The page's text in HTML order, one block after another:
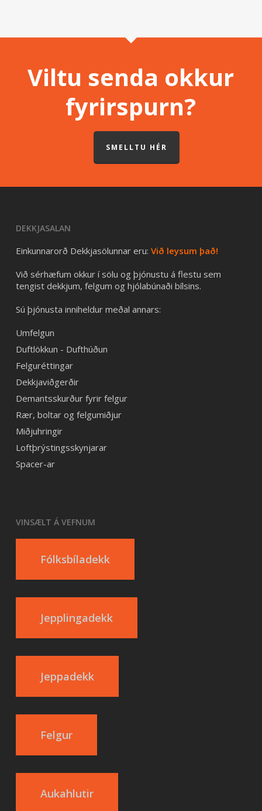
Viltu senda okkur
fyrirspurn?
SMELLTU HÉR
DEKKJASALAN
Einkunnarorð Dekkjasölunnar eru: Við leysum það!
Við sérhæfum okkur í sölu og þjónustu á flestu sem
tengist dekkjum, felgum og hjólabúnaði bílsins.
Sú þjónusta inniheldur meðal annars:
Umfelgun
Duftlökkun - Dufthúðun
Felguréttingar
Dekkjaviðgerðir
Demantsskurður fyrir felgur
Rær, boltar og felgumiðjur
Miðjuhringir
Loftþrýstingsskynjarar
Spacer-ar
VINSÆLT Á VEFNUM
Fólksbíladekk
Jepplingadekk
Jeppadekk
Felgur
Aukahlutir